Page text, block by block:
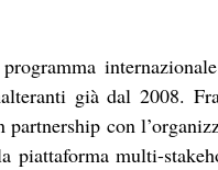
già dal 2008.
con
piattaforma multi-